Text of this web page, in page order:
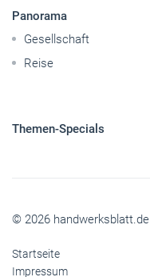
Panorama
Gesellschaft
Reise
Themen-Specials
© 2026 handwerksblatt.de
Startseite
Impressum